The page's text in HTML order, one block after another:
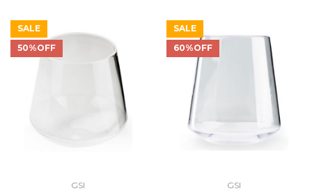
SALE
50%OFF
GSI
SALE
60%OFF
GSI